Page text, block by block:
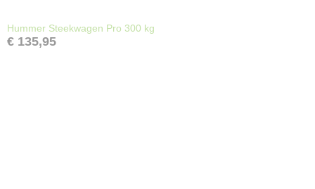
Hummer Steekwagen Pro 300 kg
€ 135,95